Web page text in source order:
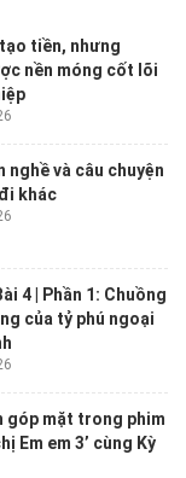
tiền, nhưng
nền móng cốt lõi
nghề và câu chuyện
khác
4 | Phần 1: Chuồng
của tỷ phú ngoại
góp mặt trong phim
Em em 3’ cùng Kỳ